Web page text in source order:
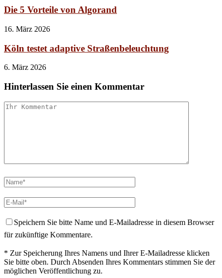
Die 5 Vorteile von Algorand
16. März 2026
Köln testet adaptive Straßenbeleuchtung
6. März 2026
Hinterlassen Sie einen Kommentar
Speichern Sie bitte Name und E-Mailadresse in diesem Browser
für zukünftige Kommentare.
* Zur Speicherung Ihres Namens und Ihrer E-Mailadresse klicken
Sie bitte oben. Durch Absenden Ihres Kommentars stimmen Sie der
möglichen Veröffentlichung zu.